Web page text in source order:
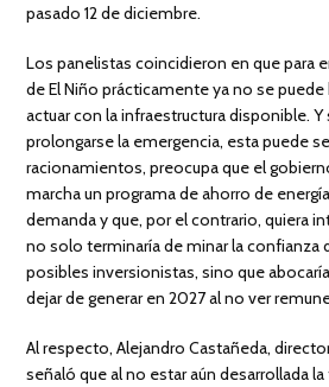
pasado 12 de diciembre.
Los panelistas coincidieron en que para
de El Niño prácticamente ya no se puede
actuar con la infraestructura disponible. Y
prolongarse la emergencia, esta puede
racionamientos, preocupa que el
marcha un programa de ahorro de
demanda y que, por el contrario, quiera
no solo terminaría de minar la confianza
posibles inversionistas, sino que
dejar de generar en 2027 al no ver
Al respecto, Alejandro Castañeda,
señaló que al no estar aún desarrollada